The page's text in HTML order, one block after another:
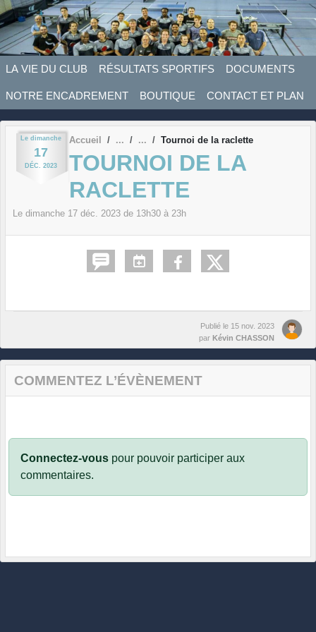
LA VIE DU CLUB RÉSULTATS SPORTIFS DOCUMENTS
NOTRE ENCADREMENT BOUTIQUE CONTACT ET PLAN
Le dimanche
17
DÉC. 2023
Accueil Tournoi de la raclette
TOURNOI DE LA
RACLETTE
Le dimanche 17 déc. 2023 de 13h30 à 23h
Publié le 15 nov. 2023
par Kévin CHASSON
COMMENTEZ L’ÉVÈNEMENT
Connectez-vous pour pouvoir participer aux
commentaires.
Panneau de gestion des cookies